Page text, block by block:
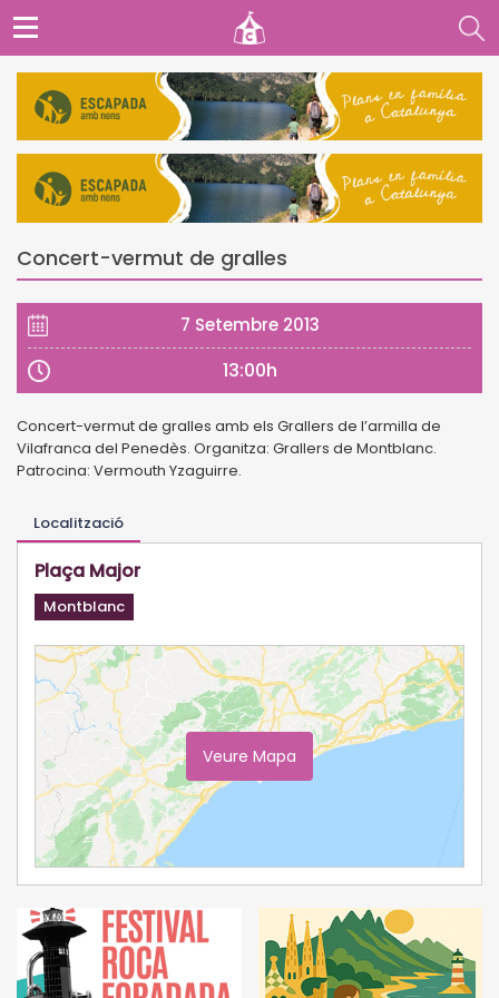
Concert-vermut de gralles
7 Setembre 2013
13:00h
Concert-vermut de gralles amb els Grallers de l’armilla de
Vilafranca del Penedès. Organitza: Grallers de Montblanc.
Patrocina: Vermouth Yzaguirre.
Localització
Plaça Major
Montblanc
Veure Mapa